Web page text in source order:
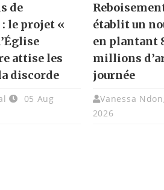
de
: le projet «
attise les
discorde
05 Aug
établit un
en plantant
millions
journée
Vanessa
2026